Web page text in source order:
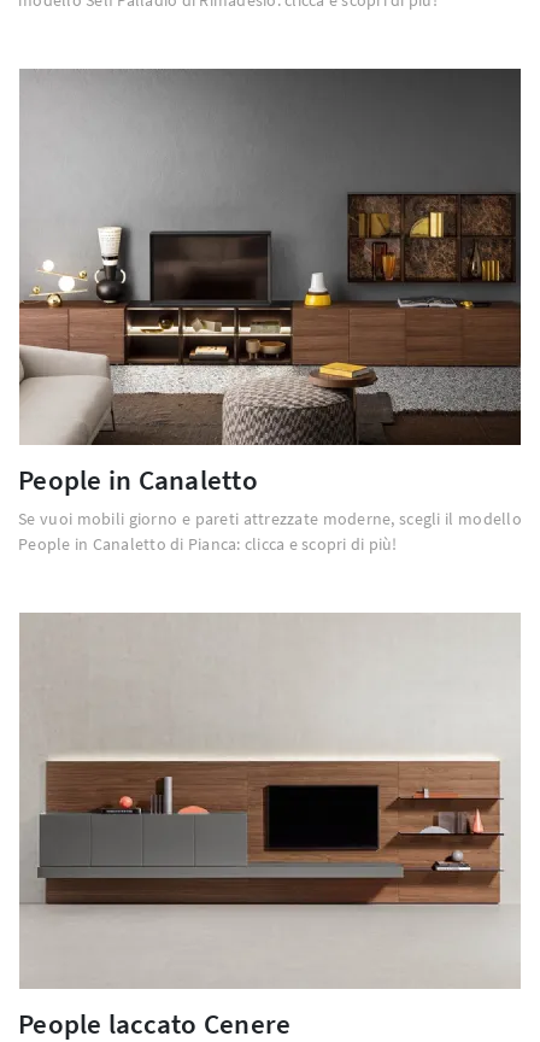
People in Canaletto
Se vuoi mobili giorno e pareti attrezzate moderne, scegli il modello
People in Canaletto di Pianca: clicca e scopri di più!
People laccato Cenere